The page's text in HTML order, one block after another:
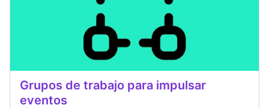
Grupos de trabajo para impulsar
eventos